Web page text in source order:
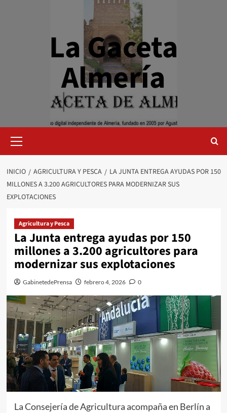
La Gaceta
Almería
primario
INICIO AGRICULTURA Y PESCA
LA JUNTA ENTREGA AYUDAS POR 150
MILLONES A 3.200 AGRICULTORES PARA MODERNIZAR SUS
EXPLOTACIONES
Agricultura y Pesca
La Junta entrega ayudas por 150
millones a 3.200 agricultores para
modernizar sus explotaciones
GabinetedePrensa febrero 4, 2026 0
La Consejería de Agricultura acompaña en Berlín a